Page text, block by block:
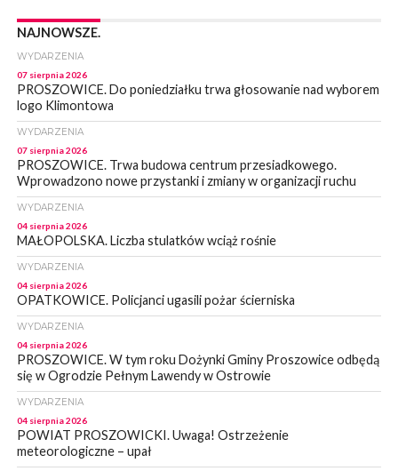
NAJNOWSZE.
WYDARZENIA
07 sierpnia 2026
PROSZOWICE. Do poniedziałku trwa głosowanie nad wyborem
logo Klimontowa
WYDARZENIA
07 sierpnia 2026
PROSZOWICE. Trwa budowa centrum przesiadkowego.
Wprowadzono nowe przystanki i zmiany w organizacji ruchu
WYDARZENIA
04 sierpnia 2026
MAŁOPOLSKA. Liczba stulatków wciąż rośnie
WYDARZENIA
04 sierpnia 2026
OPATKOWICE. Policjanci ugasili pożar ścierniska
WYDARZENIA
04 sierpnia 2026
PROSZOWICE. W tym roku Dożynki Gminy Proszowice odbędą
się w Ogrodzie Pełnym Lawendy w Ostrowie
WYDARZENIA
04 sierpnia 2026
POWIAT PROSZOWICKI. Uwaga! Ostrzeżenie
meteorologiczne – upał